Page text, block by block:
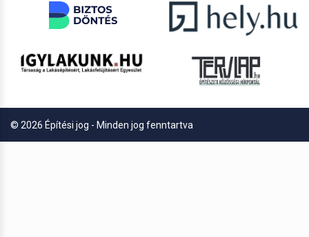
© 2026 Építési jog - Minden jog fenntartva